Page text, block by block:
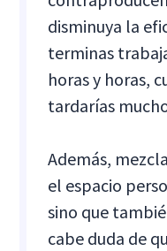
disminuya la
terminas
horas y horas,
tardarías
Además,
el espacio
sino que
cabe duda de